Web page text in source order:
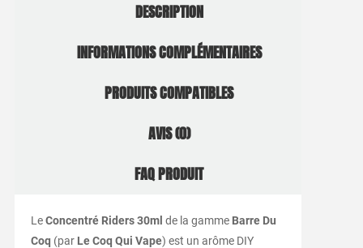
DESCRIPTION
INFORMATIONS COMPLÉMENTAIRES
PRODUITS COMPATIBLES
AVIS (0)
FAQ PRODUIT
LeConcentré Riders 30ml de la gamme Barre Du
Coq (par Le Coq Qui Vape) est un arôme DIY